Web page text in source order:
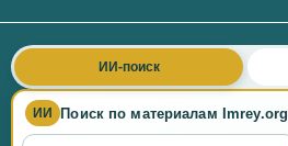
ИИ Поиск по материалам Imrey.org
ИИ-поиск